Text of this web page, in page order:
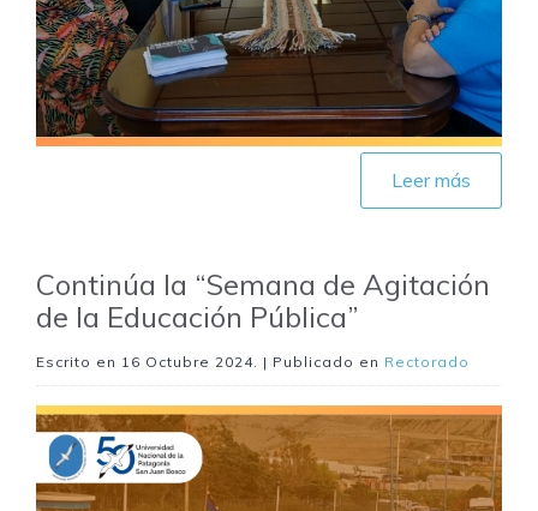
Leer más
Continúa la “Semana de Agitación
de la Educación Pública”
Escrito en 16 Octubre 2024. | Publicado en Rectorado